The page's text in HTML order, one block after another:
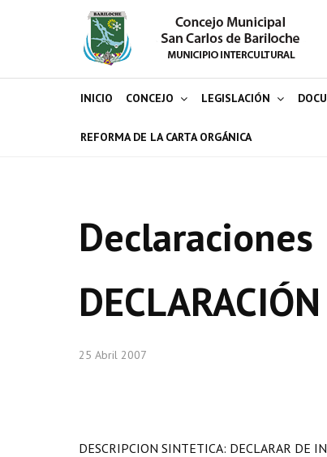
INICIO CONCEJO LEGISLACIÓN
REFORMA DE LA CARTA ORGÁNICA
Declaraciones
25 Abril 2007
DESCRIPCION SINTETICA: DECLARAR DE